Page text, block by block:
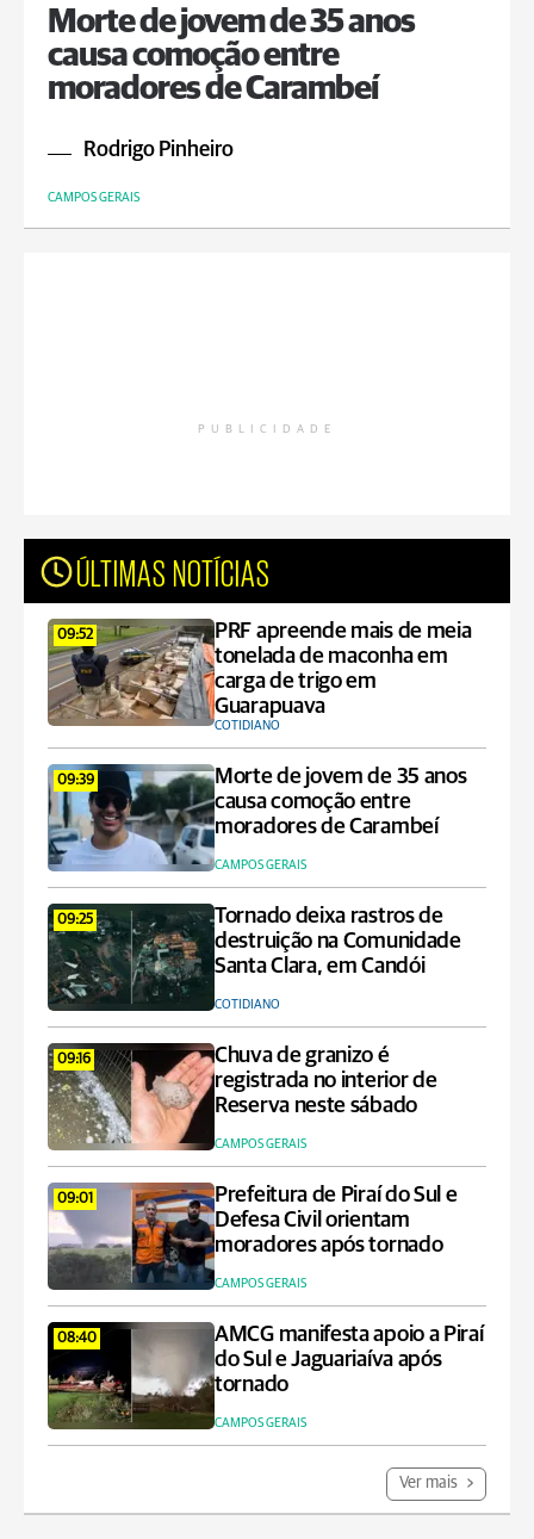
Morte de jovem de 35 anos
causa comoção entre
moradores de Carambeí
Rodrigo Pinheiro
CAMPOS GERAIS
PUBLICIDADE
ÚLTIMAS NOTÍCIAS
09:52
PRF apreende mais de meia
tonelada de maconha em
carga de trigo em
Guarapuava
COTIDIANO
09:39
Morte de jovem de 35 anos
causa comoção entre
moradores de Carambeí
CAMPOS GERAIS
09:25
Tornado deixa rastros de
destruição na Comunidade
Santa Clara, em Candói
COTIDIANO
09:16
Chuva de granizo é
registrada no interior de
Reserva neste sábado
CAMPOS GERAIS
09:01
Prefeitura de Piraí do Sul e
Defesa Civil orientam
moradores após tornado
CAMPOS GERAIS
08:40
AMCG manifesta apoio a Piraí
do Sul e Jaguariaíva após
tornado
CAMPOS GERAIS
Ver mais